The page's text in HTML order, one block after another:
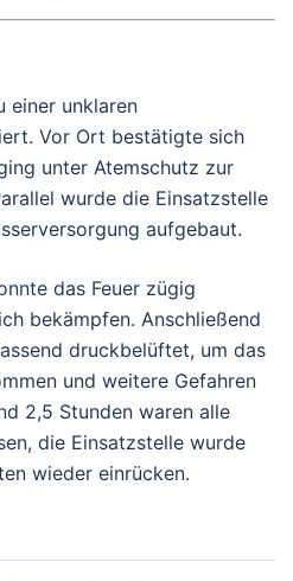
einer unklaren
Vor Ort bestätigte sich
unter Atemschutz zur
wurde die Einsatzstelle
aufgebaut.
das Feuer zügig
bekämpfen. Anschließend
druckbelüftet, um das
und weitere Gefahren
2,5 Stunden waren alle
die Einsatzstelle wurde
wieder einrücken.